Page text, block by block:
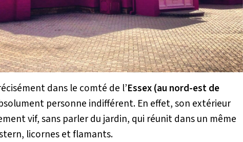
dans le comté de l’Essex (au nord-est de
personne indifférent. En effet, son extérieur
vif, sans parler du jardin, qui réunit dans un même
licornes et flamants.